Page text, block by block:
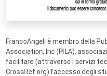
FrancoAngeli è membro della
Association, Inc (PILA),
facilitare (attraverso i servizi
CrossRef.org) l’accesso degli